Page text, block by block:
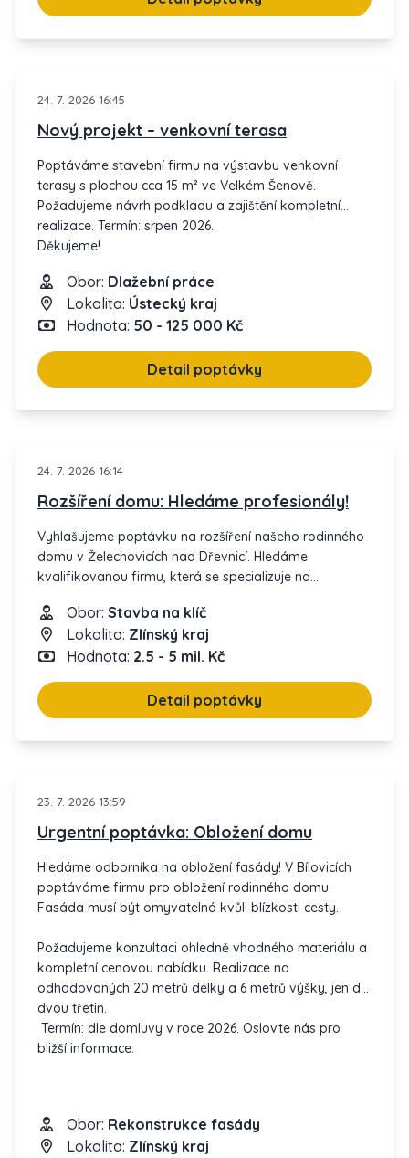
24. 7. 2026 16:45
Nový projekt – venkovní terasa
Poptáváme stavební firmu na výstavbu venkovní
terasy s plochou cca 15 m² ve Velkém Šenově.
Požadujeme návrh podkladu a zajištění kompletní
realizace. Termín: srpen 2026.
Děkujeme!
Obor: Dlažební práce
Lokalita: Ústecký kraj
Hodnota: 50 - 125 000 Kč
Detail poptávky
24. 7. 2026 16:14
Rozšíření domu: Hledáme profesionály!
Vyhlašujeme poptávku na rozšíření našeho rodinného
domu v Želechovicích nad Dřevnicí. Hledáme
kvalifikovanou firmu, která se specializuje na
Projekt vyžaduje zkušenosti s adaptací stávajících
stavebních prvků, s cílem dosáhnout prostornějších a
Plánujeme zahájit stavbu do konce tohoto roku,
abychom minimalizovali narušení běžného provozu
časovým rozvržením prací.
Těšíme se na spolupráci.
Obor: Stavba na klíč
Lokalita: Zlínský kraj
Hodnota: 2.5 - 5 mil. Kč
Detail poptávky
23. 7. 2026 13:59
Urgentní poptávka: Obložení domu
Hledáme odborníka na obložení fasády! V Bílovicích
poptáváme firmu pro obložení rodinného domu.
Fasáda musí být omyvatelná kvůli blízkosti cesty.
Požadujeme konzultaci ohledně vhodného materiálu a
kompletní cenovou nabídku. Realizace na
odhadovaných 20 metrů délky a 6 metrů výšky, jen do
dvou třetin.
Termín: dle domluvy v roce 2026. Oslovte nás pro
bližší informace.
Obor: Rekonstrukce fasády
Lokalita: Zlínský kraj